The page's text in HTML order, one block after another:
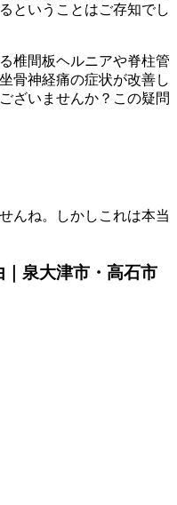
ということはご存知でし
椎間板ヘルニアや脊柱管
骨神経痛の症状が改善し
ざいませんか？この疑問
んね。しかしこれは本当
泉大津市・高石市